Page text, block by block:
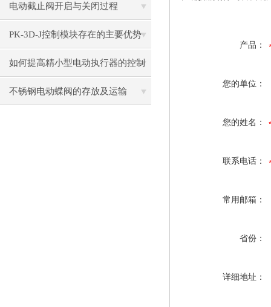
电动截止阀开启与关闭过程
PK-3D-J控制模块存在的主要优势
如何提高精小型电动执行器的控制
精度
不锈钢电动蝶阀的存放及运输
产品：
您的单位：
您的姓名：
联系电话：
常用邮箱：
省份：
详细地址：